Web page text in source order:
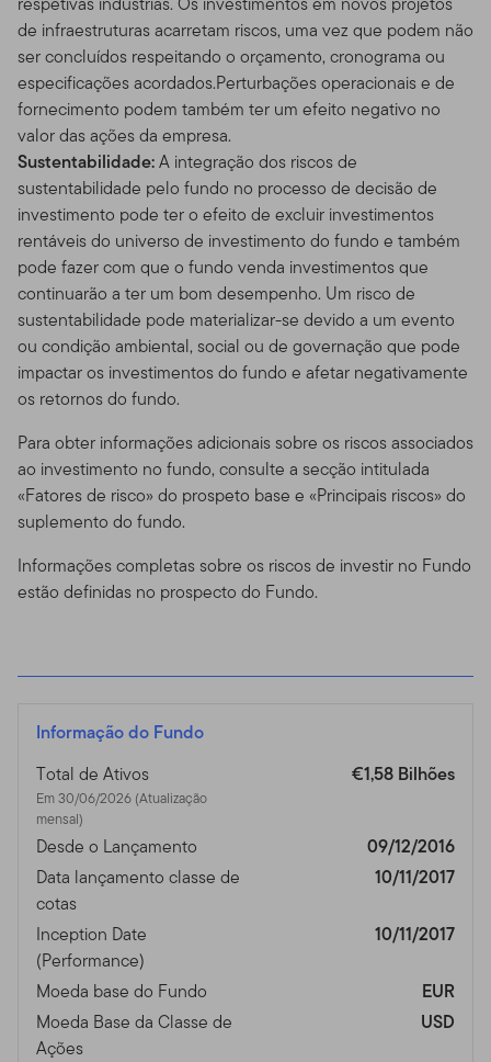
de infraestruturas acarretam riscos, uma vez que podem não
ser concluídos respeitando o orçamento, cronograma ou
especificações acordados.Perturbações operacionais e de
fornecimento podem também ter um efeito negativo no
valor das ações da empresa.
Sustentabilidade:A integração dos riscos de
sustentabilidade pelo fundo no processo de decisão de
investimento pode ter o efeito de excluir investimentos
rentáveis ​​do universo de investimento do fundo e também
pode fazer com que o fundo venda investimentos que
continuarão a ter um bom desempenho. Um risco de
sustentabilidade pode materializar-se devido a um evento
ou condição ambiental, social ou de governação que pode
impactar os investimentos do fundo e afetar negativamente
os retornos do fundo.
Para obter informações adicionais sobre os riscos associados
ao investimento no fundo, consulte a secção intitulada
«Fatores de risco» do prospeto base e «Principais riscos» do
suplemento do fundo.
Informações completas sobre os riscos de investir no Fundo
estão definidas no prospecto do Fundo.
Informação do Fundo
Total de Ativos
Em 30/06/2026 (Atualização
mensal)
€1,58 Bilhões
Desde o Lançamento
09/12/2016
Data lançamento classe de
cotas
10/11/2017
Inception Date
(Performance)
10/11/2017
Moeda base do Fundo
EUR
Moeda Base da Classe de
Ações
USD